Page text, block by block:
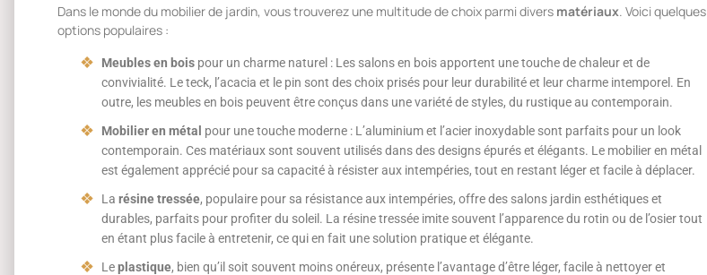
Dans le monde du mobilier de jardin, vous trouverez une multitude de choix parmi divers matériaux. Voici quelques
options populaires :
Meubles en bois pour un charme naturel : Les salons en bois apportent une touche de chaleur et de
convivialité. Le teck, l’acacia et le pin sont des choix prisés pour leur durabilité et leur charme intemporel. En
outre, les meubles en bois peuvent être conçus dans une variété de styles, du rustique au contemporain.
Mobilier en métal pour une touche moderne : L’aluminium et l’acier inoxydable sont parfaits pour un look
contemporain. Ces matériaux sont souvent utilisés dans des designs épurés et élégants. Le mobilier en métal
est également apprécié pour sa capacité à résister aux intempéries, tout en restant léger et facile à déplacer.
La résine tressée, populaire pour sa résistance aux intempéries, offre des salons jardin esthétiques et
durables, parfaits pour profiter du soleil. La résine tressée imite souvent l’apparence du rotin ou de l’osier tout
en étant plus facile à entretenir, ce qui en fait une solution pratique et élégante.
Leplastique, bien qu’il soit souvent moins onéreux, présente l’avantage d’être léger, facile à nettoyer et